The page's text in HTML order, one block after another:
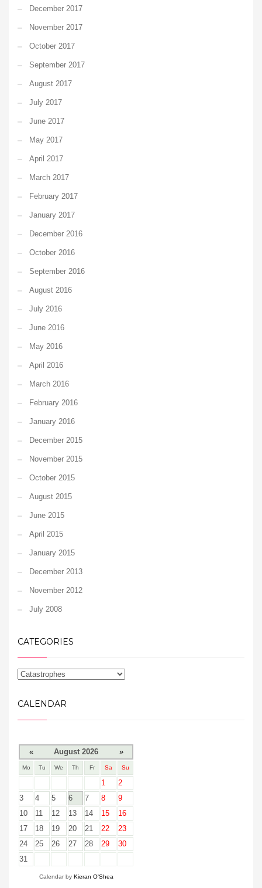
December 2017
November 2017
October 2017
September 2017
August 2017
July 2017
June 2017
May 2017
April 2017
March 2017
February 2017
January 2017
December 2016
October 2016
September 2016
August 2016
July 2016
June 2016
May 2016
April 2016
March 2016
February 2016
January 2016
December 2015
November 2015
October 2015
August 2015
June 2015
April 2015
January 2015
December 2013
November 2012
July 2008
CATEGORIES
CALENDAR
« August 2026 »
Mo Tu We Th Fr Sa Su
1
2
3
4 5 6 7 8
9
10
11 12 13 14 15
16
17
18 19 20 21 22
23
24
25 26 27 28 29
30
31
Calendar by Kieran O'Shea